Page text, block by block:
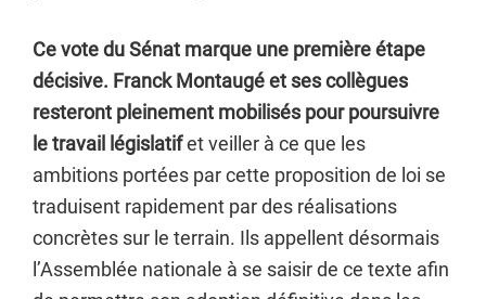
Ce vote du Sénat marque une première étape
décisive. Franck Montaugé et ses collègues
resteront pleinement mobilisés pour poursuivre
le travail législatifet veiller à ce que les
ambitions portées par cette proposition de loi se
traduisent rapidement par des réalisations
concrètes sur le terrain. Ils appellent désormais
l’Assemblée nationale à se saisir de ce texte afin